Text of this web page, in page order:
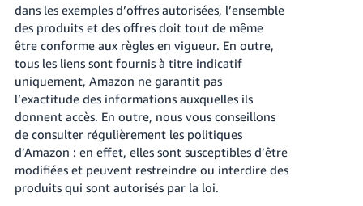
dans les exemples d’offres autorisées, l’ensemble
des produits et des offres doit tout de même
être conforme aux règles en vigueur. En outre,
tous les liens sont fournis à titre indicatif
uniquement, Amazon ne garantit pas
l’exactitude des informations auxquelles ils
donnent accès. En outre, nous vous conseillons
de consulter régulièrement les politiques
d’Amazon : en effet, elles sont susceptibles d’être
modifiées et peuvent restreindre ou interdire des
produits qui sont autorisés par la loi.